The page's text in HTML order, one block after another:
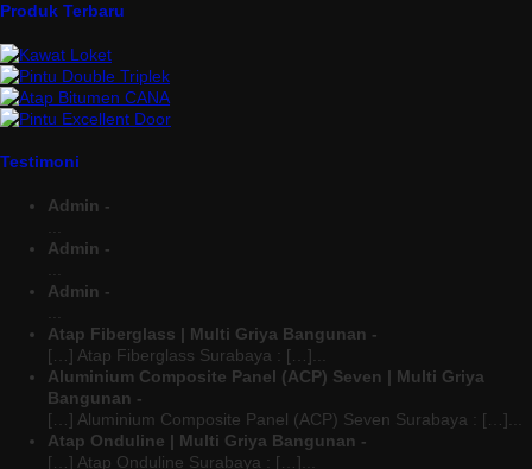
Produk Terbaru
Testimoni
Admin -
Admin -
Admin -
Atap Fiberglass | Multi Griya Bangunan -
[…] Atap Fiberglass Surabaya : […]...
Aluminium Composite Panel (ACP) Seven | Multi Griya
Bangunan -
[…] Aluminium Composite Panel (ACP) Seven Surabaya : […]...
Atap Onduline | Multi Griya Bangunan -
[…] Atap Onduline Surabaya : […]...